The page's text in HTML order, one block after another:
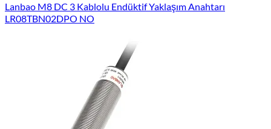
Lanbao M8 DC 3 Kablolu Endüktif Yaklaşım Anahtarı
LR08TBN02DPO NO